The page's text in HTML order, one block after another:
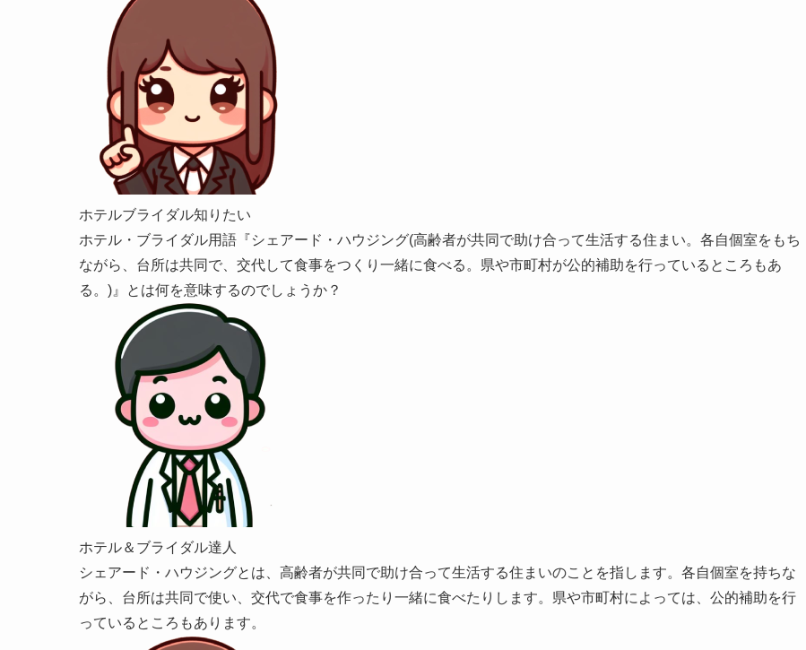
ホテルブライダル知りたい
ホテル・ブライダル用語『シェアード・ハウジング(高齢者が共同で助け合って生活する住まい。各自個室をもち
ながら、台所は共同で、交代して食事をつくり一緒に食べる。県や市町村が公的補助を行っているところもあ
る。)』とは何を意味するのでしょうか？
ホテル＆ブライダル達人
シェアード・ハウジングとは、高齢者が共同で助け合って生活する住まいのことを指します。各自個室を持ちな
がら、台所は共同で使い、交代で食事を作ったり一緒に食べたりします。県や市町村によっては、公的補助を行
っているところもあります。